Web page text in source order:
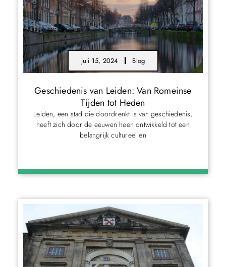
juli 15, 2024 Blog
Geschiedenis van Leiden: Van Romeinse
Tijden tot Heden
Leiden, een stad die doordrenkt is van geschiedenis,
heeft zich door de eeuwen heen ontwikkeld tot een
belangrijk cultureel en